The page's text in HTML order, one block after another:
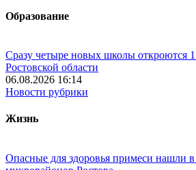
Образование
Сразу четыре новых школы откроются 1
Ростовской области
06.08.2026 16:14
Новости рубрики
Жизнь
Опасные для здоровья примеси нашли в